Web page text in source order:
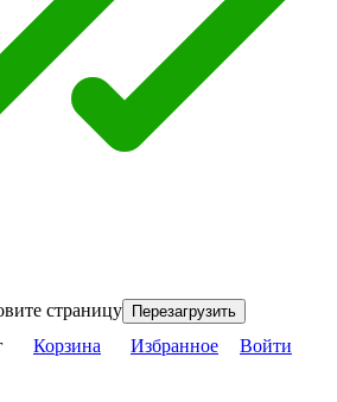
страницу Перезагрузить
Корзина Избранное Войти